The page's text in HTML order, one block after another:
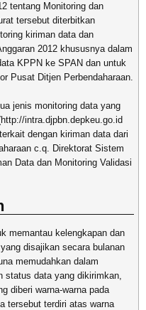
tentang Monitoring dan
tersebut diterbitkan
kiriman data dan
2012 khususnya dalam
KPPN ke SPAN dan untuk
Pusat Ditjen Perbendaharaan.
jenis monitoring data yang
intra.djpbn.depkeu.go.id
dengan kiriman data dari
c.q. Direktorat Sistem
Data dan Monitoring Validasi
memantau kelengkapan dan
disajikan secara bulanan
memudahkan dalam
status data yang dikirimkan,
diberi warna-warna pada
tersebut terdiri atas warna